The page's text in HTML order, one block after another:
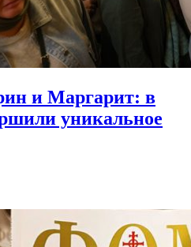
и Маргарит: в
уникальное